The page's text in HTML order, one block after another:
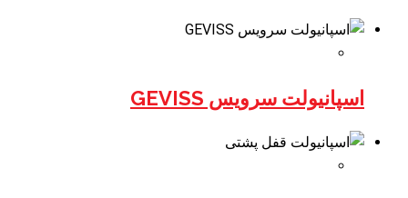
اسپانیولت سرویس GEVISS